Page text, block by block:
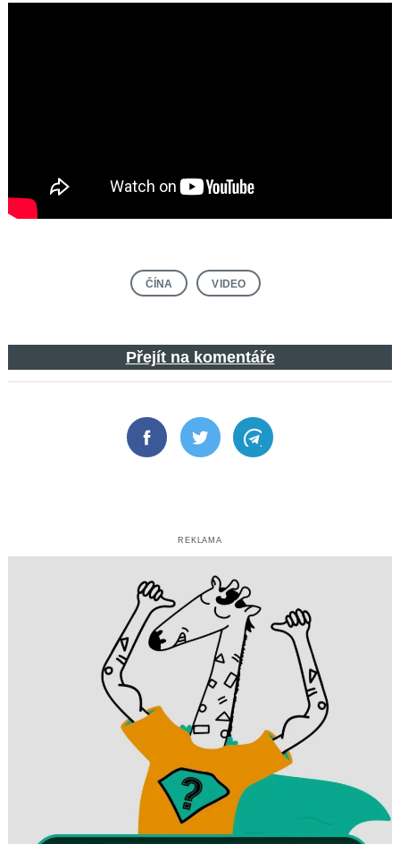
ČÍNA VIDEO
Přejít na komentáře
FacebookTwitter Telegram
REKLAMA